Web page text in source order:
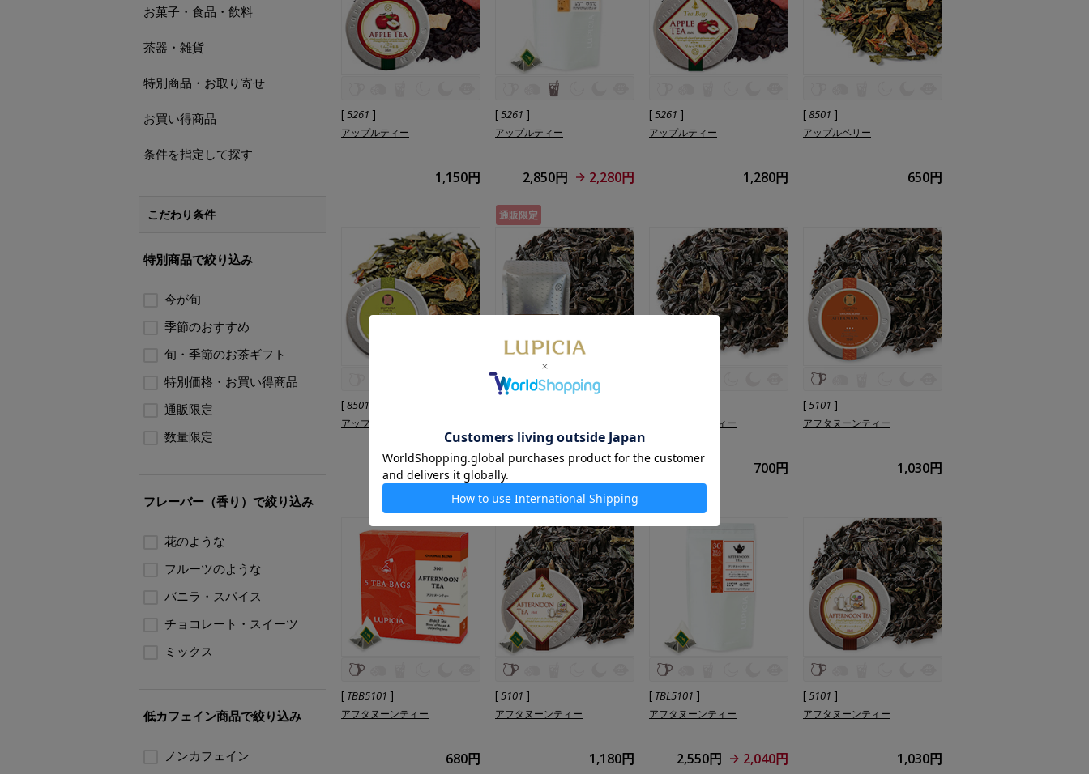
[5261 ]
アップルティー
1,150円
[5261 ]
アップルティー
2,850円 2,280円
[5261 ]
アップルティー
1,280円
[8501 ]
アップルベリー
650円
[8501
アップルベリー
980円
通販限定
2,800円 2,240円
アフタヌーンティー
700円
[5101 ]
アフタヌーンティー
1,030円
[ TBB5101 ]
アフタヌーンティー
680円
[5101 ]
アフタヌーンティー
1,180円
[ TBL5101 ]
アフタヌーンティー
2,550円 2,040円
[5101 ]
アフタヌーンティー
1,030円
お菓子・食品・飲料
茶器・雑貨
特別商品・お取り寄せ
お買い得商品
条件を指定して探す
こだわり条件
特別商品で絞り込み
今が旬
季節のおすすめ
旬・季節のお茶ギフト
特別価格・お買い得商品
通販限定
数量限定
フレーバー（香り）で絞り込み
花のような
フルーツのような
バニラ・スパイス
チョコレート・スイーツ
ミックス
低カフェイン商品で絞り込み
ノンカフェイン